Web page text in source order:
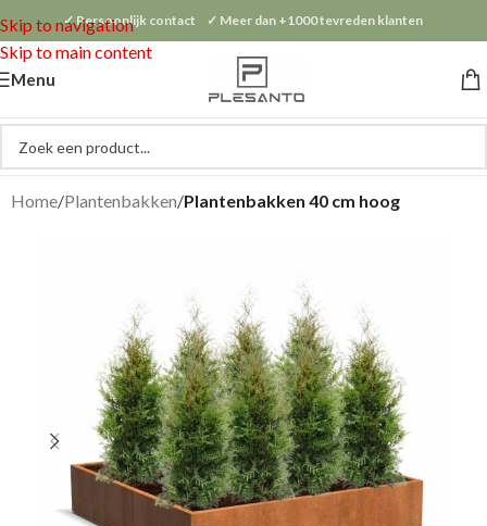
Skip to navigation
Skip to main content
✓ Persoonlijk contact ✓ Meer dan +1000 tevreden klanten
Menu
Home Plantenbakken Plantenbakken 40 cm hoog